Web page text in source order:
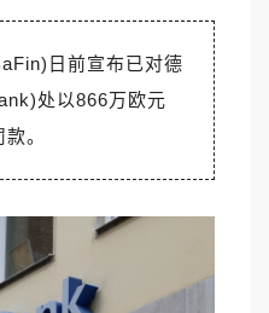
日前宣布已对德
处以866万欧元
。